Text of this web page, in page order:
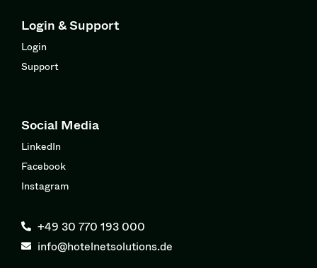
Login & Support
Login
Support
Social Media
LinkedIn
Facebook
Instagram
+49 30 770 193 000
info@hotelnetsolutions.de